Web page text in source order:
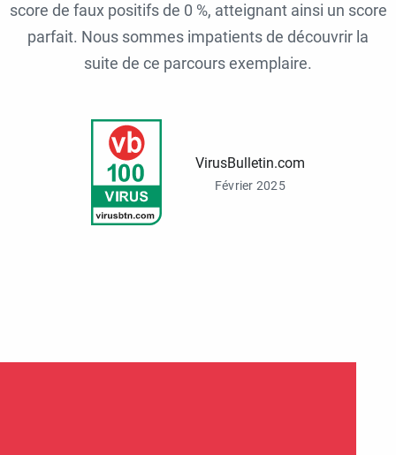
score de faux positifs de 0 %, atteignant ainsi un score
parfait. Nous sommes impatients de découvrir la
suite de ce parcours exemplaire.
VirusBulletin.com
Février 2025